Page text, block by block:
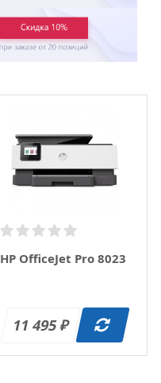
HP OfficeJet Pro 8023
11 495₽